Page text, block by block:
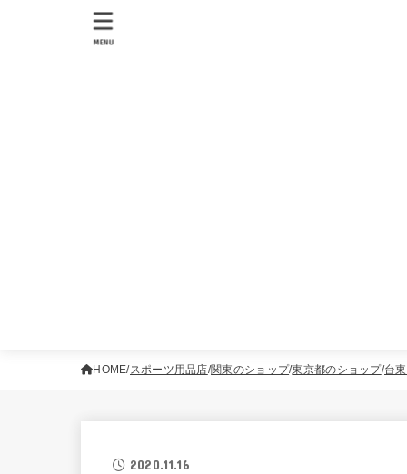
MENU
HOME スポーツ用品店 関東のショップ 東京都のショップ 台
2020.11.16